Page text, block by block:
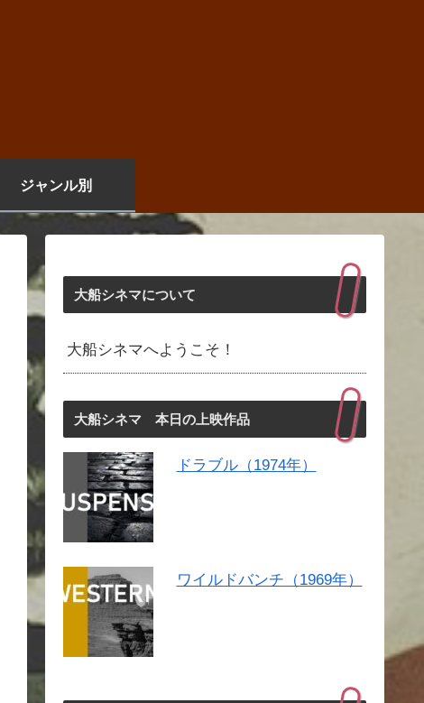
ジャンル別
大船シネマについて
大船シネマへようこそ！
大船シネマ 本日の上映作品
ドラブル（1974年）
ワイルドバンチ（1969年）